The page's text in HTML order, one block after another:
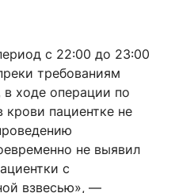
с 22:00 до 23:00
требованиям
ходе операции по
пациентке не
не выявил
с
взвесью», —